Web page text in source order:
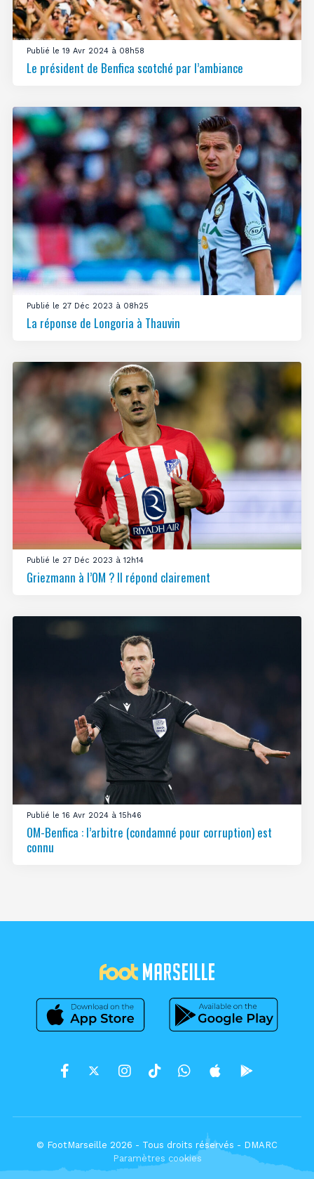
Publié le 19 Avr 2024 à 08h58
Le président de Benfica scotché par l’ambiance
Publié le 27 Déc 2023 à 08h25
La réponse de Longoria à Thauvin
Publié le 27 Déc 2023 à 12h14
Griezmann à l’OM ? Il répond clairement
Publié le 16 Avr 2024 à 15h46
OM-Benfica : l’arbitre (condamné pour corruption) est
connu
© FootMarseille 2026 - Tous droits réservés - DMARC
Paramètres cookies